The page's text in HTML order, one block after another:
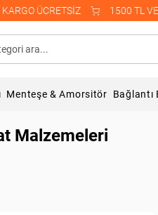
ara...
Menteşe & Amorsitör Bağlantı
Malzemeleri